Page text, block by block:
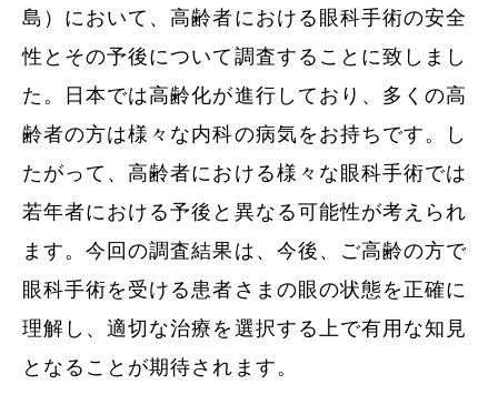
島）において、高齢者における眼科手術の安全
性とその予後について調査することに致しまし
た。日本では高齢化が進行しており、多くの高
齢者の方は様々な内科の病気をお持ちです。し
たがって、高齢者における様々な眼科手術では
若年者における予後と異なる可能性が考えられ
ます。今回の調査結果は、今後、ご高齢の方で
眼科手術を受ける患者さまの眼の状態を正確に
理解し、適切な治療を選択する上で有用な知見
となることが期待されます。